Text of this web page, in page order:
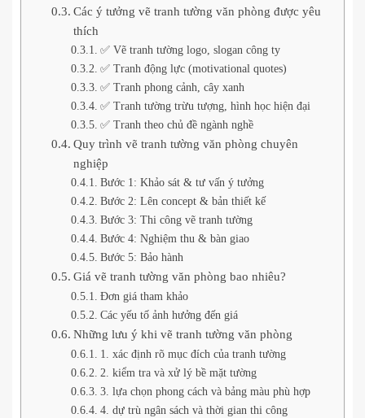
Các ý tưởng vẽ tranh tường văn phòng được yêu
thích
✅ Vẽ tranh tường logo, slogan công ty
✅ Tranh động lực (motivational quotes)
✅ Tranh phong cảnh, cây xanh
✅ Tranh tường trừu tượng, hình học hiện đại
✅ Tranh theo chủ đề ngành nghề
Quy trình vẽ tranh tường văn phòng chuyên
nghiệp
Bước 1: Khảo sát & tư vấn ý tưởng
Bước 2: Lên concept & bản thiết kế
Bước 3: Thi công vẽ tranh tường
Bước 4: Nghiệm thu & bàn giao
Bước 5: Bảo hành
Giá vẽ tranh tường văn phòng bao nhiêu?
Đơn giá tham khảo
Các yếu tố ảnh hưởng đến giá
Những lưu ý khi vẽ tranh tường văn phòng
1. xác định rõ mục đích của tranh tường
2. kiểm tra và xử lý bề mặt tường
3. lựa chọn phong cách và bảng màu phù hợp
4. dự trù ngân sách và thời gian thi công